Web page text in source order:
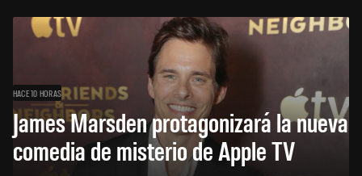
HACE 10 HORAS
James Marsden protagonizará la nueva
comedia de misterio de Apple TV